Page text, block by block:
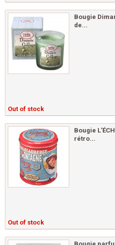
Bougie
de...
Out of stock
Bougie
rétro...
Out of stock